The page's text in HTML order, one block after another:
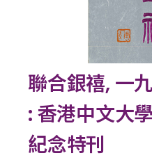
聯合銀禧, 一
: 香港中文大
紀念特刊